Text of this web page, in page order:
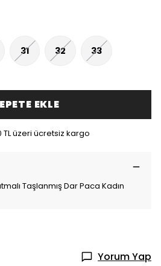
31 32 33
EKLE
TL üzeri ücretsiz kargo
Taşlanmış Dar Paca Kadın
Yorum Yap